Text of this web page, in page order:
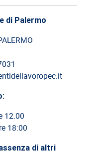
con email
formazione
di Palermo
12.00
18:00
di altri